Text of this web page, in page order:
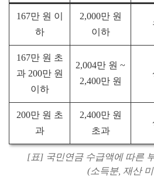
167만 원 이
하
2,000만 원
이하
167만 원 초
과 200만 원
이하
2,004만 원 ~
2,400만 원
200만 원 초
과
2,400만 원
초과
[표] 국민연금 수급액에 따른
(소득분, 재산